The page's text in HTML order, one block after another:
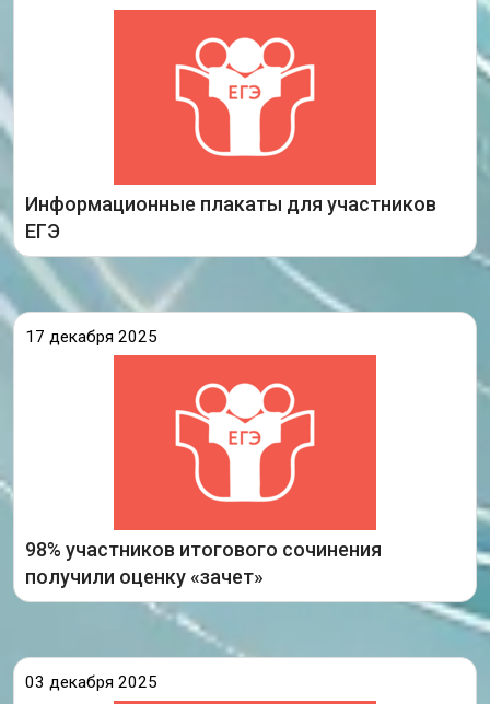
Информационные плакаты для участников
ЕГЭ
проведении единого государственного экзамена.
На плакатах можно найти ответы на такие
вопросы, как права и обязанности
17 декабря 2025
98% участников итогового сочинения
получили оценку «зачет»
3 декабря 2025 года выпускники Иркутской
Всего в этот день работу выполнили 13 653
одиннадцатиклассника.
Итоговое сочинение писали 13 471 человек.
03 декабря 20253 декабря 2025 года для выпускников